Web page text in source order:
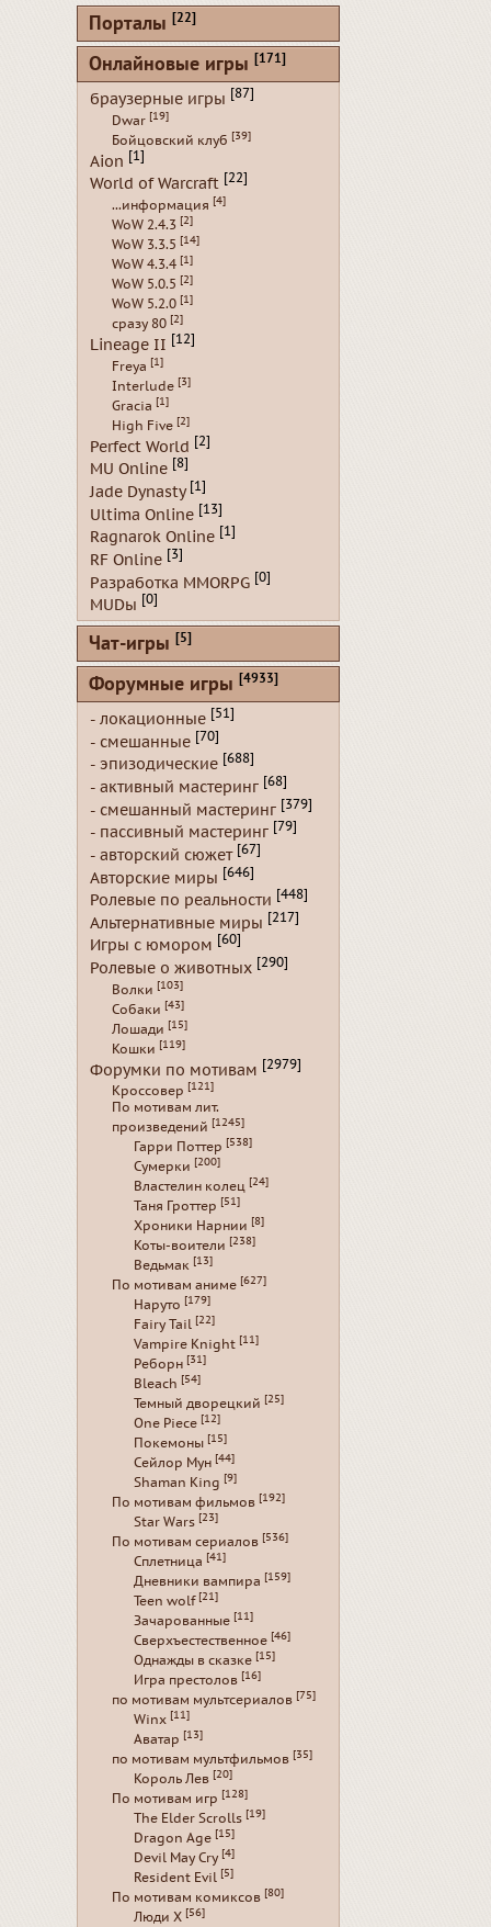
Порталы [22]
Онлайновые игры [171]
браузерные игры [87]
Dwar [19]
Бойцовский клуб [39]
Aion [1]
World of Warcraft [22]
...информация [4]
WoW 2.4.3 [2]
WoW 3.3.5 [14]
WoW 4.3.4 [1]
WoW 5.0.5 [2]
WoW 5.2.0 [1]
сразу 80 [2]
Lineage II [12]
Freya [1]
Interlude [3]
Gracia [1]
High Five [2]
Perfect World [2]
MU Online [8]
Jade Dynasty [1]
Ultima Online [13]
Ragnarok Online [1]
RF Online [3]
Разработка MMORPG [0]
MUDы [0]
Чат-игры [5]
Форумные игры [4933]
- локационные [51]
- смешанные [70]
- эпизодические [688]
- активный мастеринг [68]
- смешанный мастеринг [379]
- пассивный мастеринг [79]
- авторский сюжет [67]
Авторские миры [646]
Ролевые по реальности [448]
Альтернативные миры [217]
Игры с юмором [60]
Ролевые о животных [290]
Волки [103]
Собаки [43]
Лошади [15]
Кошки [119]
Форумки по мотивам [2979]
Кроссовер [121]
По мотивам лит.
произведений [1245]
Гарри Поттер [538]
Сумерки [200]
Властелин колец [24]
Таня Гроттер [51]
Хроники Нарнии [8]
Коты-воители [238]
Ведьмак [13]
По мотивам аниме [627]
Наруто [179]
Fairy Tail [22]
Vampire Knight [11]
Реборн [31]
Bleach [54]
Темный дворецкий [25]
One Piece [12]
Покемоны [15]
Сейлор Мун [44]
Shaman King [9]
По мотивам фильмов [192]
Star Wars [23]
По мотивам сериалов [536]
Сплетница [41]
Дневники вампира [159]
Teen wolf [21]
Зачарованные [11]
Сверхъестественное [46]
Однажды в сказке [15]
Игра престолов [16]
по мотивам мультсериалов [75]
Winx [11]
Аватар [13]
по мотивам мультфильмов [35]
Король Лев [20]
По мотивам игр [128]
The Elder Scrolls [19]
Dragon Age [15]
Devil May Cry [4]
Resident Evil [5]
По мотивам комиксов [80]
Люди Х [56]